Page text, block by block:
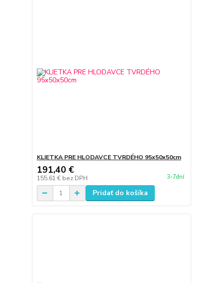
KLIETKA PRE HLODAVCE TVRDÉHO 95x50x50cm
191,40 €
155,61 € bez DPH 3-7dní
Pridať do košíka